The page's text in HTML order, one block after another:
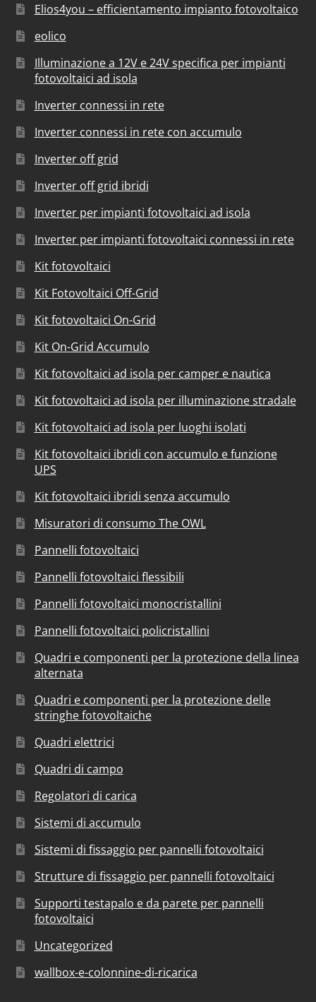
Elios4you – efficientamento impianto fotovoltaico
eolico
Illuminazione a 12V e 24V specifica per impianti
fotovoltaici ad isola
Inverter connessi in rete
Inverter connessi in rete con accumulo
Inverter off grid
Inverter off grid ibridi
Inverter per impianti fotovoltaici ad isola
Inverter per impianti fotovoltaici connessi in rete
Kit fotovoltaici
Kit Fotovoltaici Off-Grid
Kit fotovoltaici On-Grid
Kit On-Grid Accumulo
Kit fotovoltaici ad isola per camper e nautica
Kit fotovoltaici ad isola per illuminazione stradale
Kit fotovoltaici ad isola per luoghi isolati
Kit fotovoltaici ibridi con accumulo e funzione
UPS
Kit fotovoltaici ibridi senza accumulo
Misuratori di consumo The OWL
Pannelli fotovoltaici
Pannelli fotovoltaici flessibili
Pannelli fotovoltaici monocristallini
Pannelli fotovoltaici policristallini
Quadri e componenti per la protezione della linea
alternata
Quadri e componenti per la protezione delle
stringhe fotovoltaiche
Quadri elettrici
Quadri di campo
Regolatori di carica
Sistemi di accumulo
Sistemi di fissaggio per pannelli fotovoltaici
Strutture di fissaggio per pannelli fotovoltaici
Supporti testapalo e da parete per pannelli
fotovoltaici
Uncategorized
wallbox-e-colonnine-di-ricarica